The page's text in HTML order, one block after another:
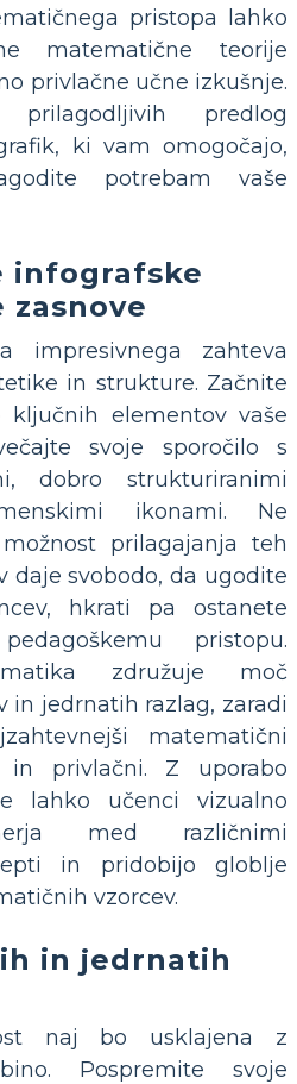
pristopa lahko
matematične teorije
privlačne učne izkušnje.
predlog
ki vam omogočajo,
potrebam vaše
infografske
zasnove
impresivnega zahteva
in strukture. Začnite
ključnih elementov vaše
svoje sporočilo s
dobro strukturiranimi
ikonami. Ne
prilagajanja teh
daje svobodo, da ugodite
hkrati pa ostanete
pristopu.
združuje moč
in jedrnatih razlag, zaradi
matematični
in privlačni. Z uporabo
lahko učenci vizualno
med različnimi
in pridobijo globlje
vzorcev.
in jedrnatih
naj bo usklajena z
Pospremite svoje